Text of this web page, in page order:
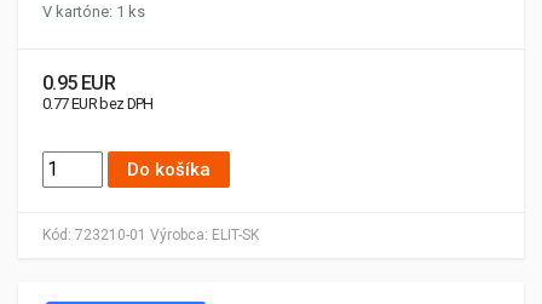
Kód: 723210-01 Výrobca: ELIT-SK
V kartóne: 1 ks
0.95 EUR
0.77 EUR bez DPH
Do košíka